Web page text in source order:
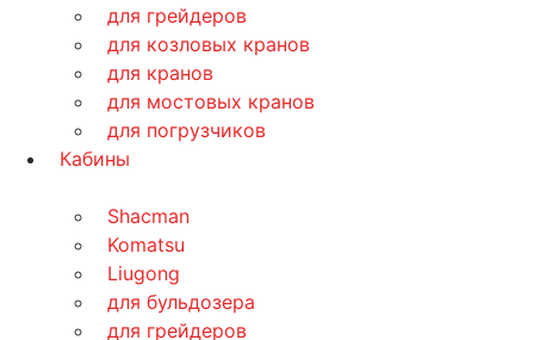
для грейдеров
для козловых кранов
для кранов
для мостовых кранов
для погрузчиков
Кабины
Shacman
Komatsu
Liugong
для бульдозера
для грейдеров